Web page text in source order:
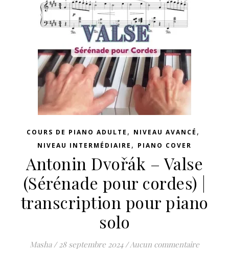
COURS DE PIANO ADULTE , NIVEAU AVANCÉ ,
NIVEAU INTERMÉDIAIRE , PIANO COVER
Antonin Dvořák – Valse
(Sérénade pour cordes) |
transcription pour piano
solo
Masha / 28 septembre 2024 /Aucun commentaire